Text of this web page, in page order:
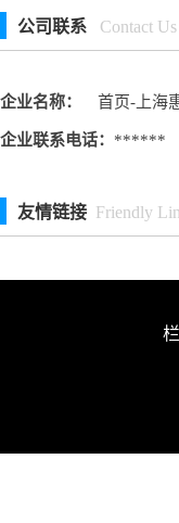
公司联系 Contact Us
企业名称： 首页-上海
企业联系电话： ******
友情链接 Friendly